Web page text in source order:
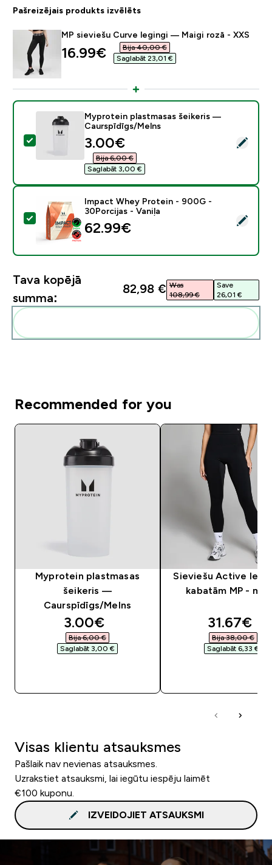
Pašreizējais produkts izvēlēts
MP sieviešu Curve legingi — Maigi rozā - XXS
discounted price
16.99€‎
Bija 40,00 €‎
Saglabāt 23,01 €‎
Atlasīt šo produktu - Myprotein plastmasas šeikeris
Myprotein plastmasas šeikeris —
Caurspīdīgs/Melns
discounted price
3.00€‎
Bija 6,00 €‎
Saglabāt 3,00 €‎
Atlasīt šo produktu - Impact Whey Protein - 900G -
Impact Whey Protein - 900G -
30Porcijas - Vaniļa
62.99€‎
Tava kopējā
summa:
82,98 €‎ Was
108,99 €‎
Save
26,01 €‎
Recommended for you
Myprotein plastmasas
šeikeris —
Caurspīdīgs/Melns
discounted price
3.00€‎
Bija 6,00 €‎
Saglabāt 3,00 €‎
Sieviešu Active
kabatām MP -
31.67€‎
Bija 38,00 €‎
Saglabāt 6,33 €‎
Visas klientu atsauksmes
Pašlaik nav nevienas atsauksmes.
Uzrakstiet atsauksmi, lai iegūtu iespēju laimēt
€100 kuponu.
IZVEIDOJIET ATSAUKSMI